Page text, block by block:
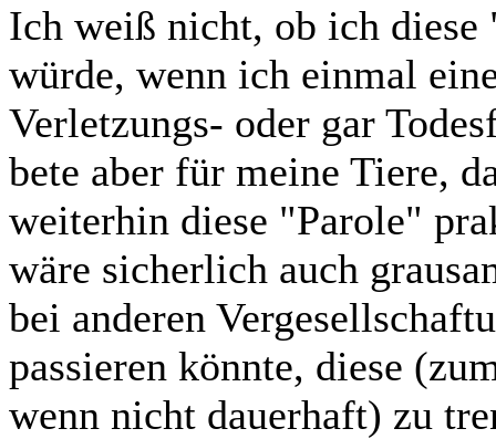
Ich weiß nicht, ob ich
würde, wenn ich einmal
Verletzungs- oder gar
bete aber für meine Tiere,
weiterhin diese "Parole"
wäre sicherlich auch
bei anderen
passieren könnte, diese
wenn nicht dauerhaft) zu